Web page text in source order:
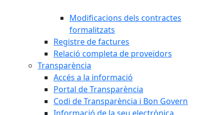
Modificacions dels contractes
formalitzats
Registre de factures
Relació completa de proveïdors
Transparència
Accés a la informació
Portal de Transparència
Codi de Transparència i Bon Govern